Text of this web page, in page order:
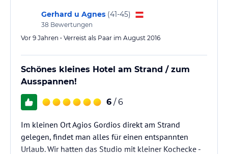
Gerhard u Agnes (41-45)
38 Bewertungen
Vor 9 Jahren • Verreist als Paar im August 2016
Schönes kleines Hotel am Strand / zum
Ausspannen!
6 / 6
Im kleinen Ort Agios Gordios direkt am Strand
gelegen, findet man alles für einen entspannten
Urlaub. Wir hatten das Studio mit kleiner Kochecke -